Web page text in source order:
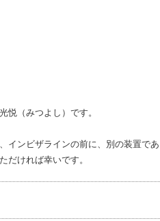
（みつよし）です。
インビザラインの前に、別の装置で
だければ幸いです。